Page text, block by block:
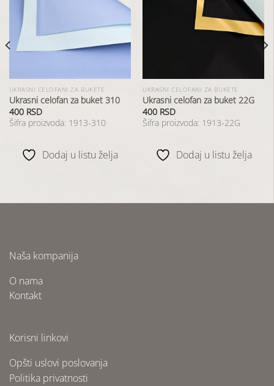
Dodaj
listu
UKRASNI CELOFANI ZA BUKETE
Ukrasni celofan za buket 310
400 RSD
Šifra proizvoda: 1913-310
Dodaj u listu želja
Dodaj
listu
želja
UKRASNI CELOFANI ZA BUKETE
Ukrasni celofan za buket 22G
400 RSD
Šifra proizvoda: 1913-22G
Dodaj u listu želja
Naša kompanija
O nama
Kontakt
Korisni linkovi
Opšti uslovi poslovanja
Politika privatnosti